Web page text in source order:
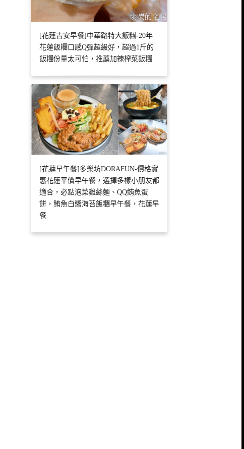
[花蓮吉安早餐]中華路特大飯糰-20年
花蓮飯糰口感Q彈超級好，超過1斤的
飯糰份量太可怕，推薦加辣榨菜飯糰
[花蓮早午餐]多樂坊DORAFUN-價格實
惠花蓮平價早午餐，選擇多樣小朋友都
適合，必點泡菜雞絲麵、QQ鮪魚蛋
餅，鮪魚白醬海苔飯糰早午餐，花蓮早
餐